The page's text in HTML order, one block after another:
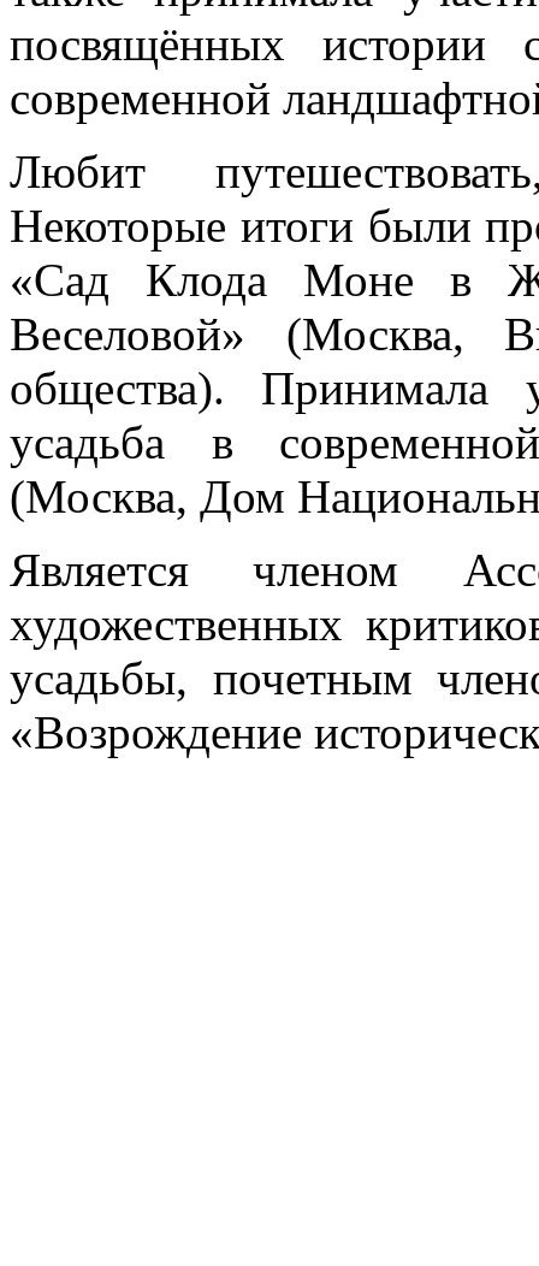
посвящённых истории
современной
Любит
Некоторые итоги были
«Сад Клода Моне в
Веселовой» (Москва,
общества). Принимала
усадьба в
(Москва, Дом
Является членом
художественных
усадьбы, почетным
«Возрождение